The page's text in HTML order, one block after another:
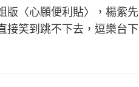
版〈心願便利貼〉，楊紫先
接笑到跳不下去，逗樂台下